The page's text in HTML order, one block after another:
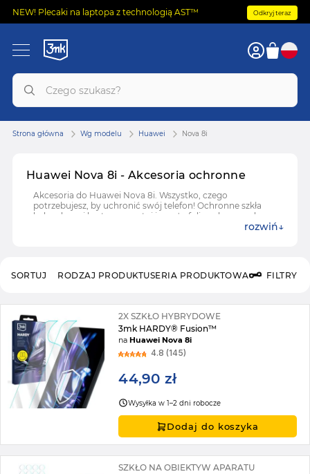
NEW! Plecaki na laptopa z technologią AST™ Odkryj teraz
Huawei Nova 8i - Akcesoria ochronne
Akcesoria do Huawei Nova 8i. Wszystko, czego
potrzebujesz, by uchronić swój telefon! Ochronne szkła
hybrydowe i hartowane, etui i case'y, folie ochronne do
rozwiń
Strona główna Wg modelu Huawei Nova 8i
RODZAJ PRODUKTUSERIA PRODUKTOWA FILTRY
SORTUJ
2X SZKŁO HYBRYDOWE
3mk HARDY® Fusion™
naHuawei Nova 8i
4.8 (145)
44,90 zł
Wysyłka w 1–2 dni robocze
Dodaj do koszyka
SZKŁO NA OBIEKTYW APARATU